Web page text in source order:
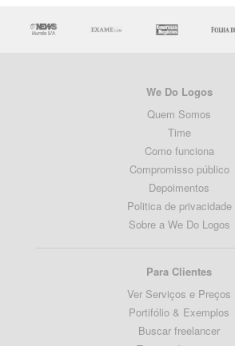
We Do Logos
Quem Somos
Time
Como funciona
Compromisso público
Depoimentos
Politica de privacidade
Sobre a We Do Logos
Para Clientes
Ver Serviços e Preços
Portifólio & Exemplos
Buscar freelancer